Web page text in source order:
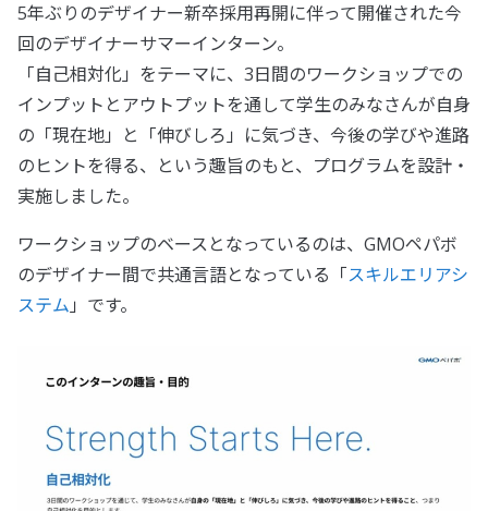
5年ぶりのデザイナー新卒採用再開に伴って開催された今
回のデザイナーサマーインターン。
「自己相対化」をテーマに、3日間のワークショップでの
インプットとアウトプットを通して学生のみなさんが自身
の「現在地」と「伸びしろ」に気づき、今後の学びや進路
のヒントを得る、という趣旨のもと、プログラムを設計・
実施しました。
ワークショップのベースとなっているのは、GMOペパボ
のデザイナー間で共通言語となっている「スキルエリアシ
ステム 」です。